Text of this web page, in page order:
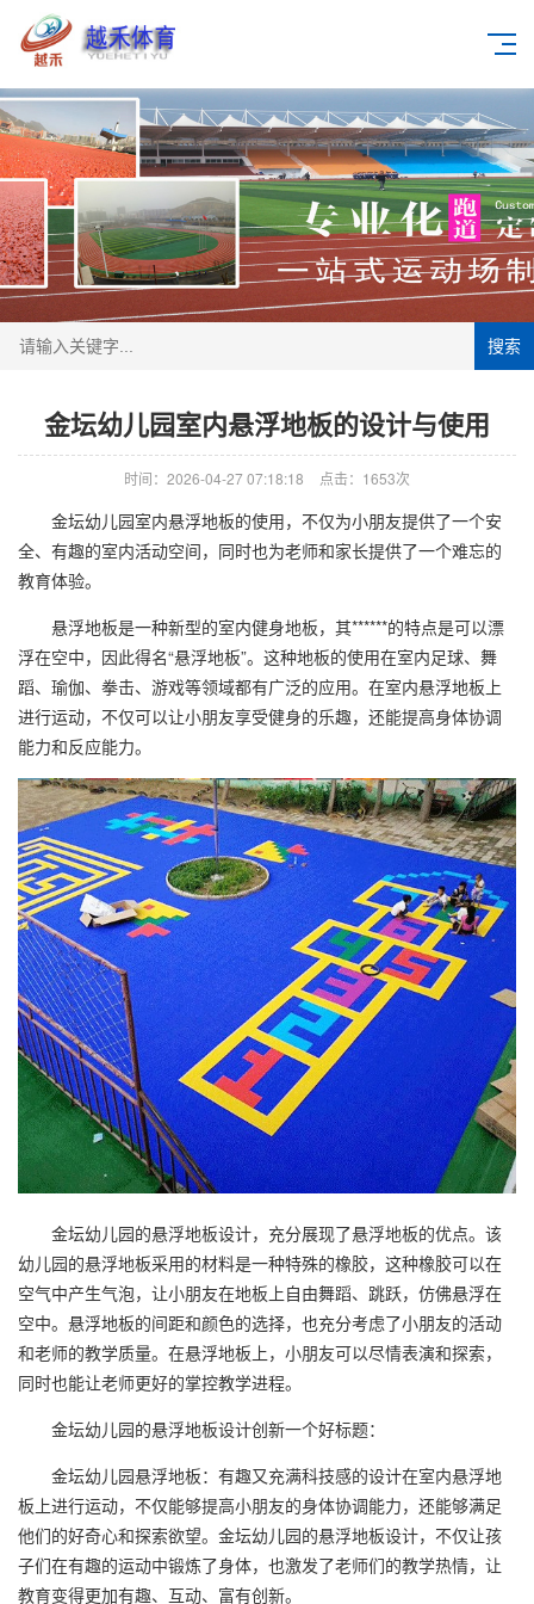
搜索
金坛幼儿园室内悬浮地板的设计与使用
时间：2026-04-27 07:18:18 点击：1653次
金坛幼儿园室内悬浮地板的使用，不仅为小朋友提供了一个安
全、有趣的室内活动空间，同时也为老师和家长提供了一个难忘的
教育体验。
悬浮地板是一种新型的室内健身地板，其******的特点是可以漂
浮在空中，因此得名“悬浮地板”。这种地板的使用在室内足球、舞
蹈、瑜伽、拳击、游戏等领域都有广泛的应用。在室内悬浮地板上
进行运动，不仅可以让小朋友享受健身的乐趣，还能提高身体协调
能力和反应能力。
金坛幼儿园的悬浮地板设计，充分展现了悬浮地板的优点。该
幼儿园的悬浮地板采用的材料是一种特殊的橡胶，这种橡胶可以在
空气中产生气泡，让小朋友在地板上自由舞蹈、跳跃，仿佛悬浮在
空中。悬浮地板的间距和颜色的选择，也充分考虑了小朋友的活动
和老师的教学质量。在悬浮地板上，小朋友可以尽情表演和探索，
同时也能让老师更好的掌控教学进程。
金坛幼儿园的悬浮地板设计创新一个好标题：
金坛幼儿园悬浮地板：有趣又充满科技感的设计在室内悬浮地
板上进行运动，不仅能够提高小朋友的身体协调能力，还能够满足
他们的好奇心和探索欲望。金坛幼儿园的悬浮地板设计，不仅让孩
子们在有趣的运动中锻炼了身体，也激发了老师们的教学热情，让
教育变得更加有趣、互动、富有创新。